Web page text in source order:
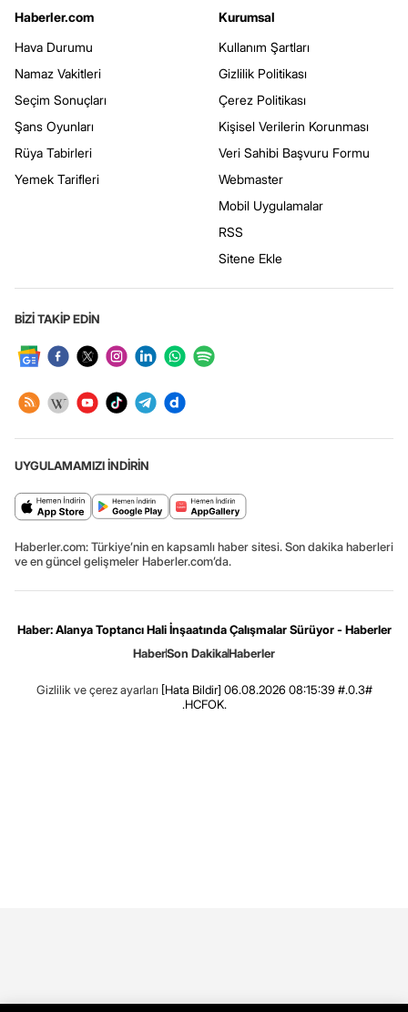
Haberler.com
Hava Durumu
Namaz Vakitleri
Seçim Sonuçları
Şans Oyunları
Rüya Tabirleri
Yemek Tarifleri
Kurumsal
Kullanım Şartları
Gizlilik Politikası
Çerez Politikası
Kişisel Verilerin Korunması
Veri Sahibi Başvuru Formu
Webmaster
Mobil Uygulamalar
RSS
Sitene Ekle
BİZİ TAKİP EDİN
UYGULAMAMIZI İNDİRİN
Haberler.com: Türkiye’nin en kapsamlı haber sitesi. Son dakika haberleri
ve en güncel gelişmeler Haberler.com’da.
Haber: Alanya Toptancı Hali İnşaatında Çalışmalar Sürüyor - Haberler
HaberSon DakikaHaberler
Gizlilik ve çerez ayarları [Hata Bildir] 06.08.2026 08:15:39 #.0.3#
.HCFOK.